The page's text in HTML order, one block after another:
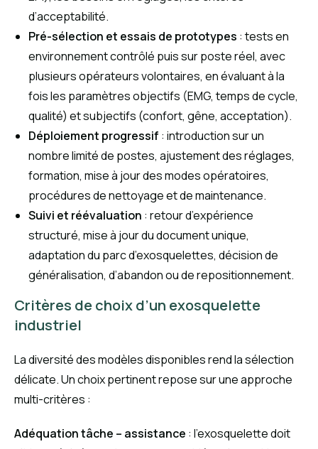
d’acceptabilité.
Pré-sélection et essais de prototypes : tests en
environnement contrôlé puis sur poste réel, avec
plusieurs opérateurs volontaires, en évaluant à la
fois les paramètres objectifs (EMG, temps de cycle,
qualité) et subjectifs (confort, gêne, acceptation).
Déploiement progressif : introduction sur un
nombre limité de postes, ajustement des réglages,
formation, mise à jour des modes opératoires,
procédures de nettoyage et de maintenance.
Suivi et réévaluation : retour d’expérience
structuré, mise à jour du document unique,
adaptation du parc d’exosquelettes, décision de
généralisation, d’abandon ou de repositionnement.
Critères de choix d’un exosquelette
industriel
La diversité des modèles disponibles rend la sélection
délicate. Un choix pertinent repose sur une approche
multi-critères :
Adéquation tâche – assistance : l’exosquelette doit